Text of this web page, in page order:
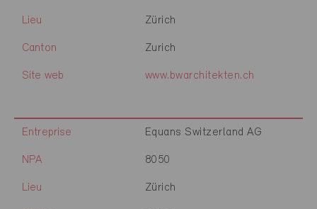
Lieu Zürich
Canton Zurich
Site web www.bwarchitekten.ch
Entreprise Equans Switzerland AG
NPA 8050
Lieu Zürich